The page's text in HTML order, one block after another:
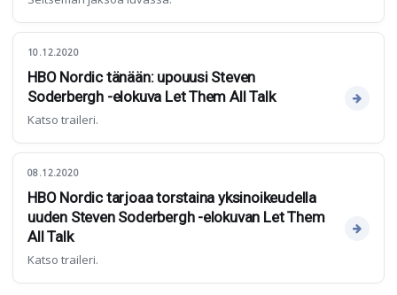
10.12.2020
HBO Nordic tänään: upouusi Steven
Soderbergh -elokuva Let Them All Talk
Katso traileri.
08.12.2020
HBO Nordic tarjoaa torstaina yksinoikeudella
uuden Steven Soderbergh -elokuvan Let Them
All Talk
Katso traileri.